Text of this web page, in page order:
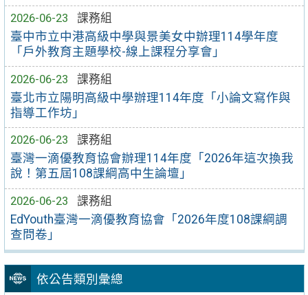
2026-06-23
課務組
臺中市立中港高級中學與景美女中辦理114學年度
「戶外教育主題學校-線上課程分享會」
2026-06-23
課務組
臺北市立陽明高級中學辦理114年度「小論文寫作與
指導工作坊」
2026-06-23
課務組
臺灣一滴優教育協會辦理114年度「2026年這次換我
說！第五屆108課綱高中生論壇」
2026-06-23
課務組
EdYouth臺灣一滴優教育協會「2026年度108課綱調
查問卷」
依公告類別彙總